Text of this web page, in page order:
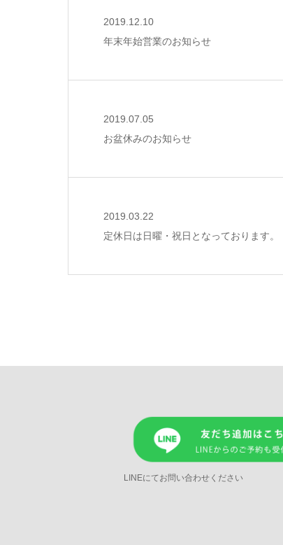
2019.12.10
年末年始営業のお知らせ
2019.07.05
お盆休みのお知らせ
2019.03.22
定休日は日曜・祝日となっております。
LINEにてお問い合わせください